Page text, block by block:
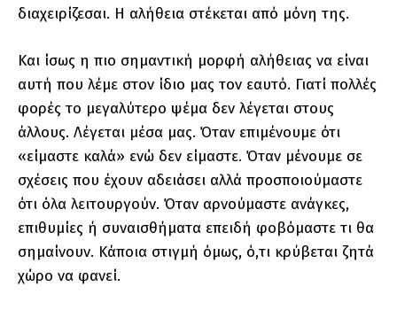
διαχειρίζεσαι. Η αλήθεια στέκεται από μόνη της.
Και ίσως η πιο σημαντική μορφή αλήθειας να είναι
αυτή που λέμε στον ίδιο μας τον εαυτό. Γιατί πολλές
φορές το μεγαλύτερο ψέμα δεν λέγεται στους
άλλους. Λέγεται μέσα μας. Όταν επιμένουμε ότι
«είμαστε καλά» ενώ δεν είμαστε. Όταν μένουμε σε
σχέσεις που έχουν αδειάσει αλλά προσποιούμαστε
ότι όλα λειτουργούν. Όταν αρνούμαστε ανάγκες,
επιθυμίες ή συναισθήματα επειδή φοβόμαστε τι θα
σημαίνουν. Κάποια στιγμή όμως, ό,τι κρύβεται ζητά
χώρο να φανεί.